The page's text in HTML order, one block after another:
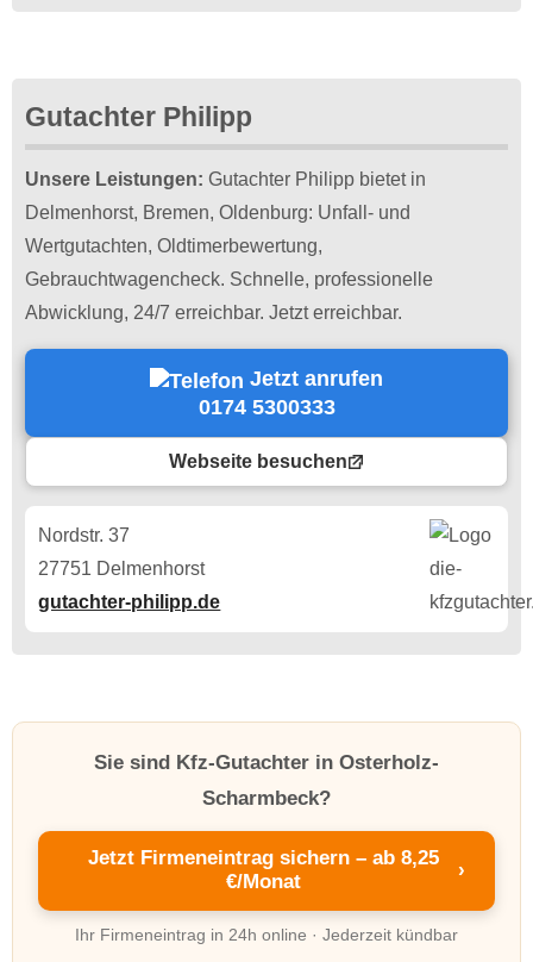
Gutachter Philipp
Unsere Leistungen: Gutachter Philipp bietet in
Delmenhorst, Bremen, Oldenburg: Unfall- und
Wertgutachten, Oldtimerbewertung,
Gebrauchtwagencheck. Schnelle, professionelle
Abwicklung, 24/7 erreichbar. Jetzt erreichbar.
Jetzt anrufen
0174 5300333
Webseite besuchen
Nordstr. 37
27751 Delmenhorst
gutachter-philipp.de
Sie sind Kfz-Gutachter in Osterholz-
Scharmbeck?
Jetzt Firmeneintrag sichern – ab 8,25
€/Monat
›
Ihr Firmeneintrag in 24h online · Jederzeit kündbar